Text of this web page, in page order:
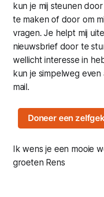
kun je mij steunen
te maken of door om
vragen. Je helpt mij
nieuwsbrief door te
wellicht interesse in
kun je simpelweg
mail.
Doneer een
Ik wens je een mooie
groeten Rens